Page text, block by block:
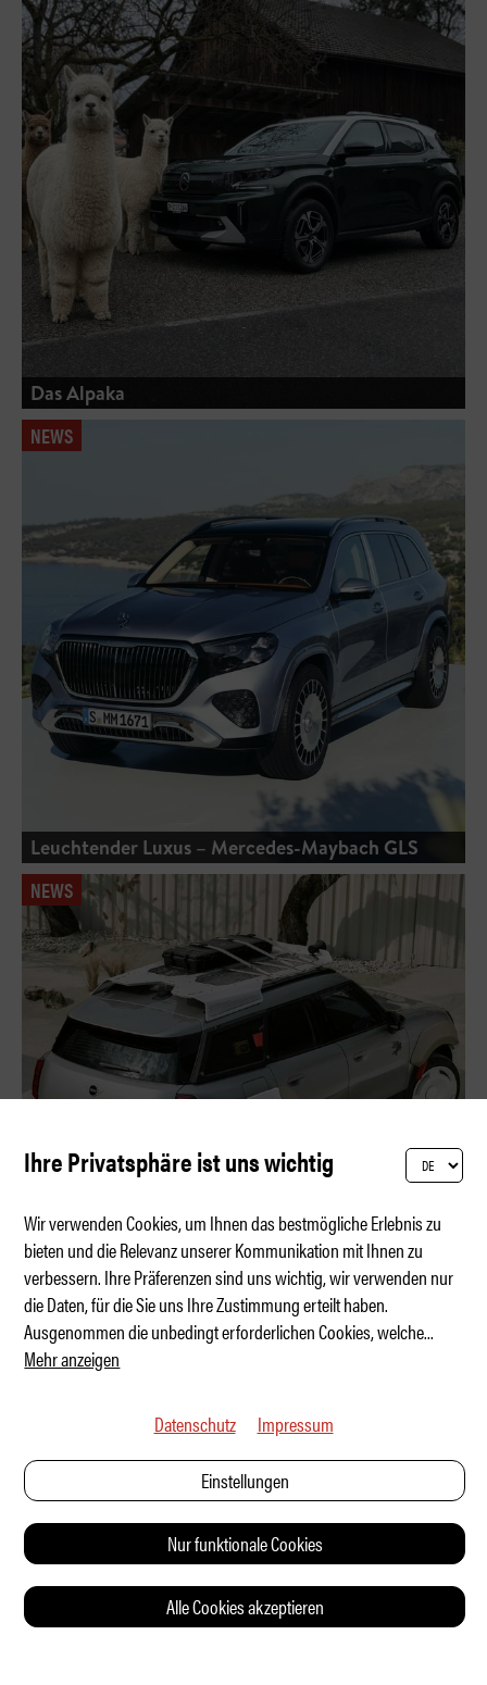
Das Alpaka
NEWS
Leuchtender Luxus – Mercedes-Maybach GLS
NEWS
MINI x Vagabund – Coachella auf Räder
Ihre Privatsphäre ist uns wichtig
Wir verwenden Cookies, um Ihnen das bestmögliche Erlebnis zu
bieten und die Relevanz unserer Kommunikation mit Ihnen zu
verbessern. Ihre Präferenzen sind uns wichtig, wir verwenden nur
die Daten, für die Sie uns Ihre Zustimmung erteilt haben.
Ausgenommen die unbedingt erforderlichen Cookies, welche...
Mehr anzeigen
Datenschutz Impressum
Einstellungen
Nur funktionale Cookies
Alle Cookies akzeptieren